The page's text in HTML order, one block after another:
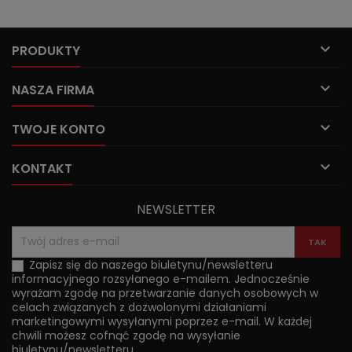
PRODUKTY 
NASZA FIRMA 
TWOJE KONTO 
KONTAKT 
NEWSLETTER
Zapisz się do naszego biuletynu/newsletteru
informacyjnego rozsyłanego e-mailem. Jednocześnie
wyrażam zgodę na przetwarzanie danych osobowych w
celach związanych z dozwolonymi działaniami
marketingowymi wysyłanymi poprzez e-mail. W każdej
chwili możesz cofnąć zgodę na wysyłanie